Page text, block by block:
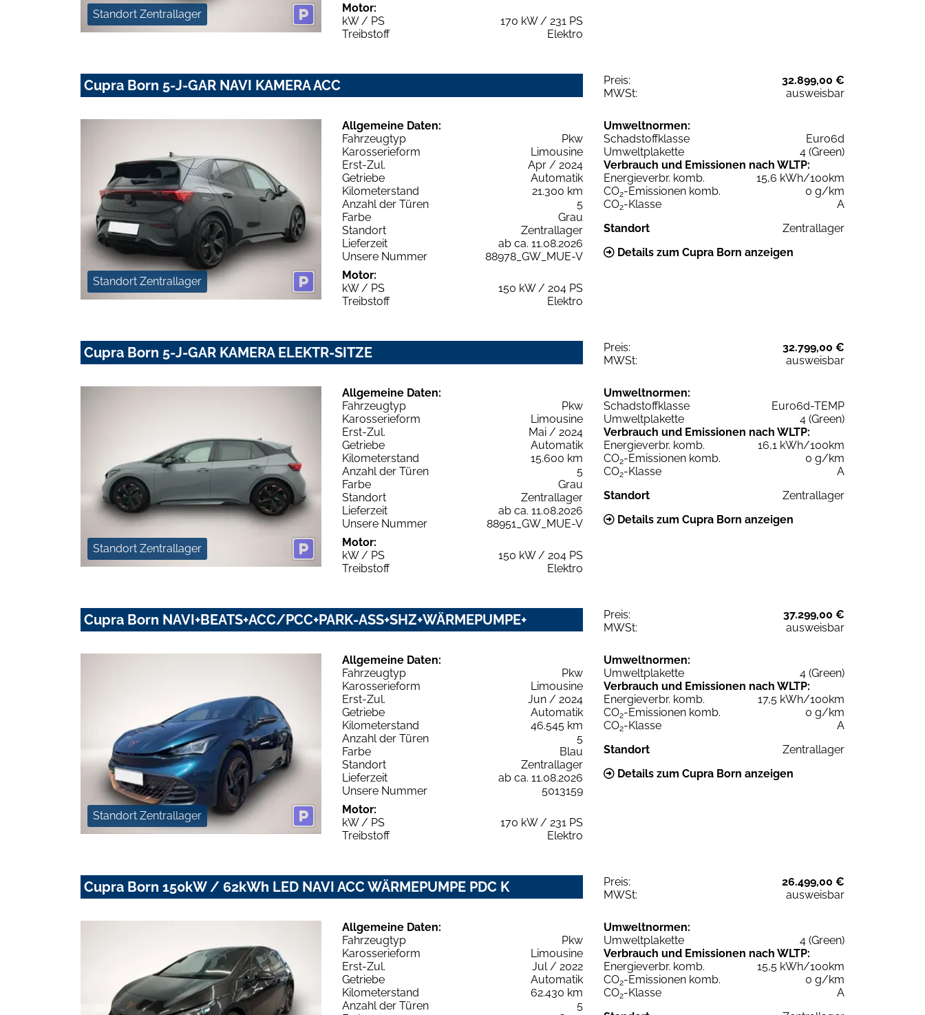
Standort Zentrallager
Motor:
kW / PS
170 kW / 231 PS
Treibstoff
Elektro
Cupra Born 5-J-GAR NAVI KAMERA ACC Preis:
32.899,00 €
MWSt:
ausweisbar
Standort Zentrallager
Allgemeine Daten:
Fahrzeugtyp
Pkw
Karosserieform
Limousine
Erst-Zul.
Apr / 2024
Getriebe
Automatik
Kilometerstand
21.300 km
Anzahl der Türen
5
Farbe
Grau
Standort
Zentrallager
Lieferzeit
ab ca. 11.08.2026
Unsere Nummer
88978_GW_MUE-V
Motor:
kW / PS
150 kW / 204 PS
Treibstoff
Elektro
Umweltnormen:
Schadstoffklasse
Euro6d
Umweltplakette
4 (Green)
Verbrauch und Emissionen nach WLTP:
Energieverbr. komb.
15,6 kWh/100km
CO2-Emissionen komb.
0 g/km
CO2-Klasse
A
Standort
Zentrallager
Details zum Cupra Born anzeigen
Cupra Born 5-J-GAR KAMERA ELEKTR-SITZE Preis:
32.799,00 €
MWSt:
ausweisbar
Standort Zentrallager
Allgemeine Daten:
Fahrzeugtyp
Pkw
Karosserieform
Limousine
Erst-Zul.
Mai / 2024
Getriebe
Automatik
Kilometerstand
15.600 km
Anzahl der Türen
5
Farbe
Grau
Standort
Zentrallager
Lieferzeit
ab ca. 11.08.2026
Unsere Nummer
88951_GW_MUE-V
Motor:
kW / PS
150 kW / 204 PS
Treibstoff
Elektro
Umweltnormen:
Schadstoffklasse
Euro6d-TEMP
Umweltplakette
4 (Green)
Verbrauch und Emissionen nach WLTP:
Energieverbr. komb.
16,1 kWh/100km
CO2-Emissionen komb.
0 g/km
CO2-Klasse
A
Standort
Zentrallager
Details zum Cupra Born anzeigen
Cupra Born NAVI+BEATS+ACC/PCC+PARK-ASS+SHZ+WÄRMEPUMPE+ Preis:
37.299,00 €
MWSt:
ausweisbar
Standort Zentrallager
Allgemeine Daten:
Fahrzeugtyp
Pkw
Karosserieform
Limousine
Erst-Zul.
Jun / 2024
Getriebe
Automatik
Kilometerstand
46.545 km
Anzahl der Türen
5
Farbe
Blau
Standort
Zentrallager
Lieferzeit
ab ca. 11.08.2026
Unsere Nummer
5013159
Motor:
kW / PS
170 kW / 231 PS
Treibstoff
Elektro
Umweltnormen:
Umweltplakette
4 (Green)
Verbrauch und Emissionen nach WLTP:
Energieverbr. komb.
17,5 kWh/100km
CO2-Emissionen komb.
0 g/km
CO2-Klasse
A
Standort
Zentrallager
Details zum Cupra Born anzeigen
Cupra Born 150kW / 62kWh LED NAVI ACC WÄRMEPUMPE PDC K Preis:
26.499,00 €
MWSt:
ausweisbar
Allgemeine Daten:
Fahrzeugtyp
Pkw
Karosserieform
Limousine
Erst-Zul.
Jul / 2022
Getriebe
Automatik
Kilometerstand
62.430 km
Anzahl der Türen
5
Umweltnormen:
Umweltplakette
4 (Green)
Verbrauch und Emissionen nach WLTP:
Energieverbr. komb.
15,5 kWh/100km
CO2-Emissionen komb.
0 g/km
CO2-Klasse
A